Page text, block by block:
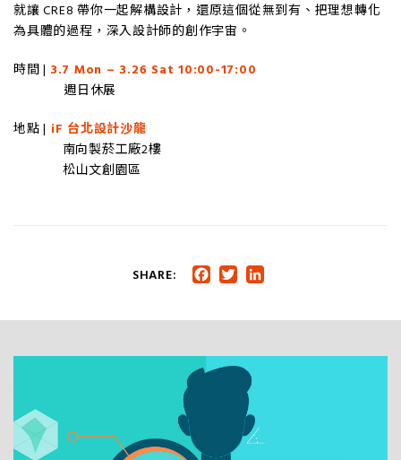
就讓 CRE8 帶你一起解構設計，還原這個從無到有、把理想轉化
為具體的過程，深入設計師的創作宇宙。
時間 | 3.7 Mon – 3.26 Sat 10:00-17:00
週日休展
地點 | iF 台北設計沙龍
南向製菸工廠2樓
松山文創園區
SHARE: Facebook
Twitter